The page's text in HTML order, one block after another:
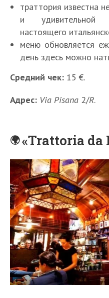
траттория известна
и удивительной
настоящего
меню обновляется
день здесь можно
Средний чек: 15 €.
Адрес: Via Pisana 2/R.
«Trattoria da